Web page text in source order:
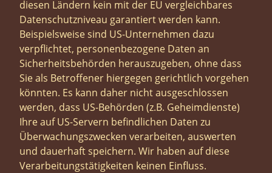
diesen Ländern kein mit der EU vergleichbares
Datenschutzniveau garantiert werden kann.
Beispielsweise sind US-Unternehmen dazu
verpflichtet, personenbezogene Daten an
Sicherheitsbehörden herauszugeben, ohne dass
Sie als Betroffener hiergegen gerichtlich vorgehen
könnten. Es kann daher nicht ausgeschlossen
werden, dass US-Behörden (z.B. Geheimdienste)
Ihre auf US-Servern befindlichen Daten zu
Überwachungszwecken verarbeiten, auswerten
und dauerhaft speichern. Wir haben auf diese
Verarbeitungstätigkeiten keinen Einfluss.